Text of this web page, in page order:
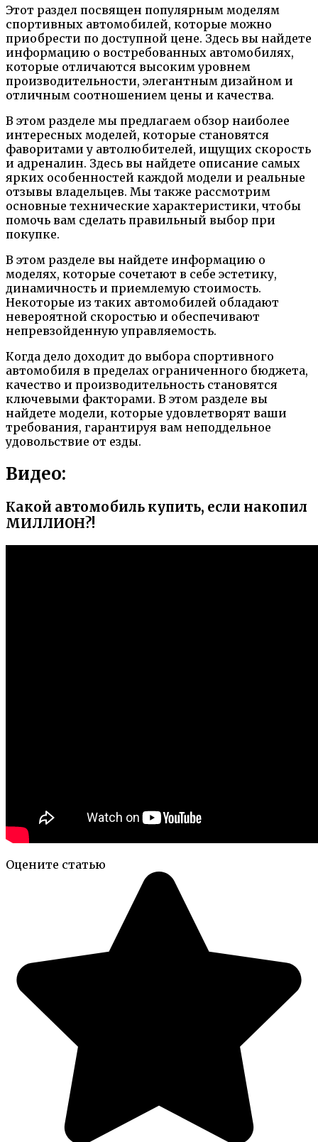
Этот раздел посвящен популярным моделям
спортивных автомобилей, которые можно
приобрести по доступной цене. Здесь вы найдете
информацию о востребованных автомобилях,
которые отличаются высоким уровнем
производительности, элегантным дизайном и
отличным соотношением цены и качества.
В этом разделе мы предлагаем обзор наиболее
интересных моделей, которые становятся
фаворитами у автолюбителей, ищущих скорость
и адреналин. Здесь вы найдете описание самых
ярких особенностей каждой модели и реальные
отзывы владельцев. Мы также рассмотрим
основные технические характеристики, чтобы
помочь вам сделать правильный выбор при
покупке.
В этом разделе вы найдете информацию о
моделях, которые сочетают в себе эстетику,
динамичность и приемлемую стоимость.
Некоторые из таких автомобилей обладают
невероятной скоростью и обеспечивают
непревзойденную управляемость.
Когда дело доходит до выбора спортивного
автомобиля в пределах ограниченного бюджета,
качество и производительность становятся
ключевыми факторами. В этом разделе вы
найдете модели, которые удовлетворят ваши
требования, гарантируя вам неподдельное
удовольствие от езды.
Видео:
Какой автомобиль купить, если накопил
МИЛЛИОН?!
Оцените статью